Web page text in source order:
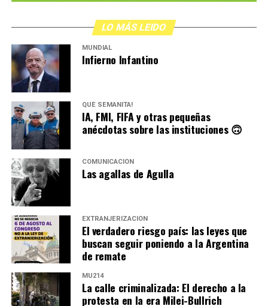
LO MÁS LEIDO
MUNDIAL
Infierno Infantino
QUÉ SEMANITA!
IA, FMI, FIFA y otras pequeñas
anécdotas sobre las instituciones 🙃
COMUNICACIÓN
Las agallas de Agulla
EXTRANJERIZACIÓN
El verdadero riesgo país: las leyes que
buscan seguir poniendo a la Argentina
de remate
MU214
La calle criminalizada: El derecho a la
protesta en la era Milei-Bullrich